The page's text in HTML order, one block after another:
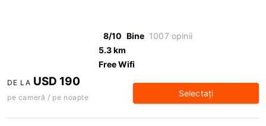
8/10 Bine 1007 opinii
5.3 km
Free Wifi
DE LA USD 190
pe cameră / pe noapte Selectaţi